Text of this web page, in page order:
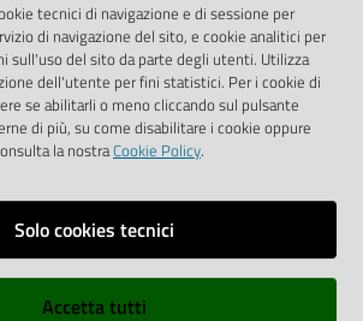
privacy
tecnici di navigazione e di sessione per
di navigazione del sito, e cookie analitici per
sull'uso del sito da parte degli utenti. Utilizza
dell'utente per fini statistici. Per i cookie di
se abilitarli o meno cliccando sul pulsante
di più, su come disabilitare i cookie oppure
la nostraCookie Policy.
Solo cookies tecnici
Accetta tutti